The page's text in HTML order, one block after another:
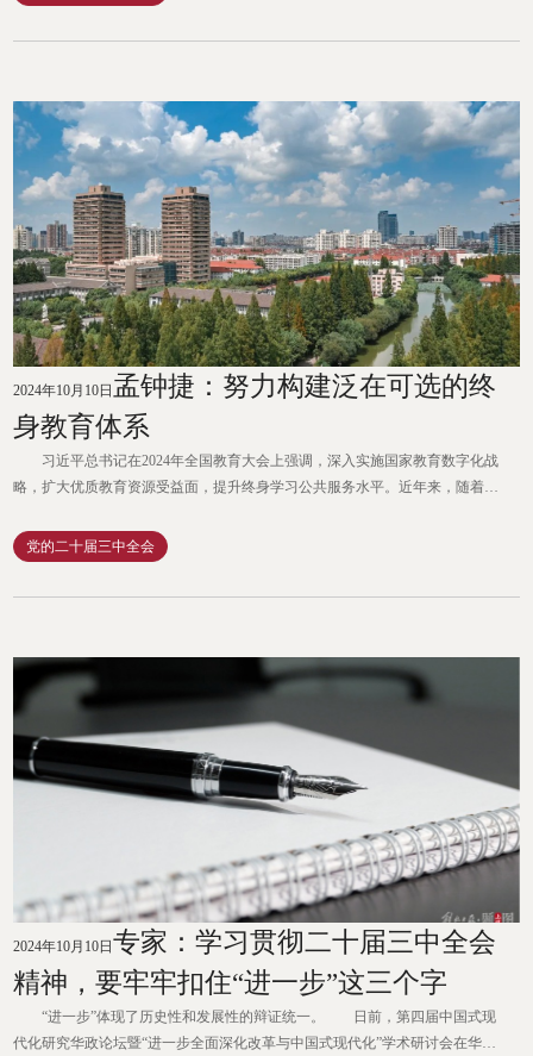
一。市委党校副校长罗峰、上海市社会科学界联合会学会管理处处长梁玉国分
2024年10月10日 孟钟捷：努力构建泛在可选的终
身教育体系
习近平总书记在2024年全国教育大会上强调，深入实施国家教育数字化战
略，扩大优质教育资源受益面，提升终身学习公共服务水平。近年来，随着全
正肩负着服务全民终身学习、引领构建“泛在可选”终身教育体系、营造优良终
身学习生态的重要使命。如何进一步提升终身学习的公平性、可及性与服务
党的二十届三中全会
2024年10月10日 专家：学习贯彻二十届三中全会
精神，要牢牢扣住“进一步”这三个字
“进一步”体现了历史性和发展性的辩证统一。 日前，第四届中国式现
代化研究华政论坛暨“进一步全面深化改革与中国式现代化”学术研讨会在华东